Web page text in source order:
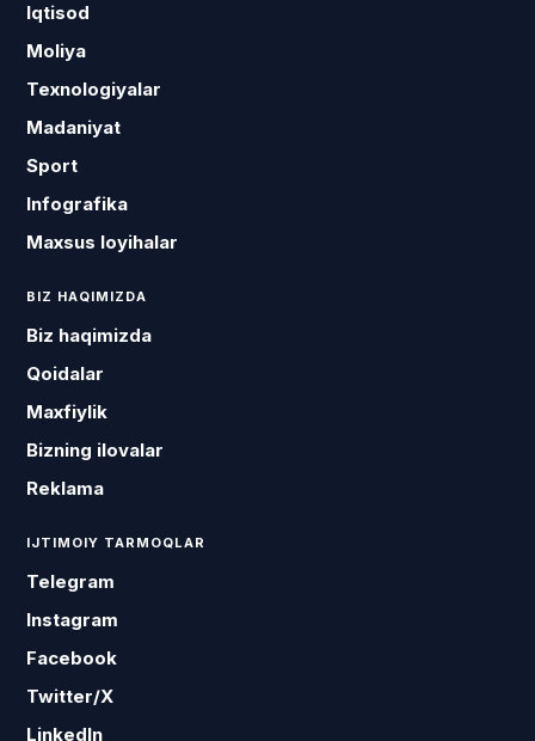
Iqtisod
Moliya
Texnologiyalar
Madaniyat
Sport
Infografika
Maxsus loyihalar
BIZ HAQIMIZDA
Biz haqimizda
Qoidalar
Maxfiylik
Bizning ilovalar
Reklama
IJTIMOIY TARMOQLAR
Telegram
Instagram
Facebook
Twitter/X
LinkedIn